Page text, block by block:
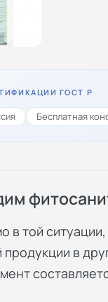
ГОСТ Р
Бесплатная
той
продукции в